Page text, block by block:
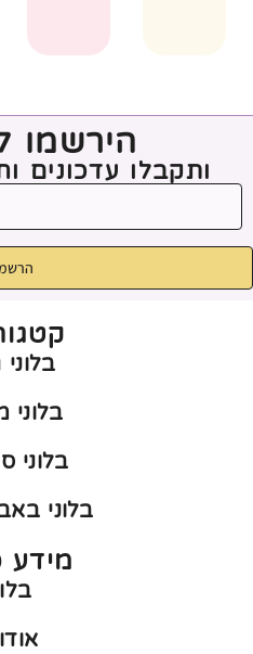
הירשמו
ותקבלו עדכונים
בלוני
בלוני
בלוני
בלוני
מידע